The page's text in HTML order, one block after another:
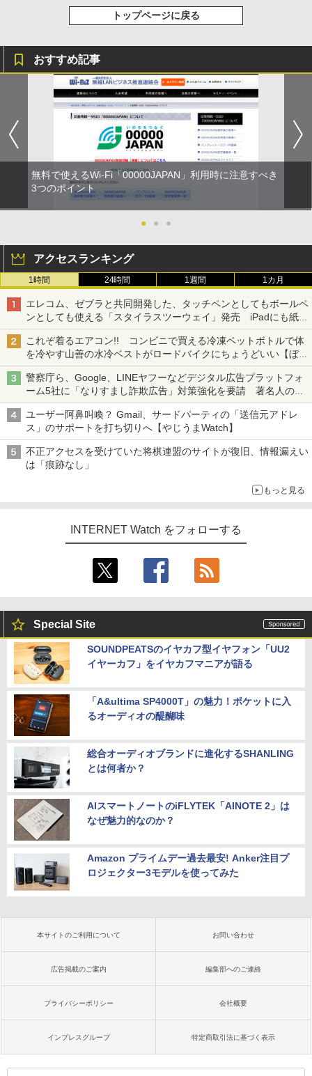
トップページに戻る
おすすめ記事
無料で使えるWi-Fi「00000JAPAN」利用時に注意すべき
3つのポイント
● ● ●
アクセスランキング
1時間 24時間 1週間 1カ月
エレコム、ゼブラと共同開発した、タッチペンとしてもボールペ
ンとしても使える「スタイラスツーウェイ」発売 iPadにも紙に
も、持ち替えずに書き込める
これぞ着るエアコン!! コンビニで買える冷凍ペットボトルで体
を冷やす山善の水冷ベストがロードバイクにちょうどいい【ぼっ
ち・ざ・ろーど！その14】【空いた時間でなにしてる？】
警察庁ら、Google、LINEヤフーなどデジタル広告プラットフォ
ーム5社に「なりすまし詐欺広告」対策強化を要請 著名人の写
真や映像を使った投資詐欺などへの対策として
ユーザー阿鼻叫喚？ Gmail、サードパーティの「送信元アドレ
ス」のサポートを打ち切りへ【やじうまWatch】
不正アクセスを受けていた将棋連盟のサイトが復旧、情報漏えい
は「痕跡なし」
もっと見る
INTERNET Watch をフォローする
Special Site
SOUNDPEATSのイヤカフ型イヤフォン「UU2
イヤーカフ」をイヤカフマニアが語る
「A&ultima SP4000T」の魅力！ポケットに入
るオーディオの醍醐味
総合オーディオブランドに進化するSHANLING
とは何者か？
AIスマートノートのiFLYTEK「AINOTE 2」は
なぜ魅力的なのか？
Amazon プライムデー過去最安! Anker注目プ
ロジェクター3モデルを使ってみた
本サイトのご利用について お問い合わせ
広告掲載のご案内 編集部へのご連絡
プライバシーポリシー 会社概要
インプレスグループ 特定商取引法に基づく表示